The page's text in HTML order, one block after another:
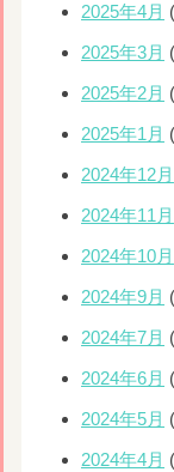
2025年4月
2025年3月
2025年2月
2025年1月
2024年12月
2024年11月
2024年10月
2024年9月
2024年7月
2024年6月
2024年5月
2024年4月